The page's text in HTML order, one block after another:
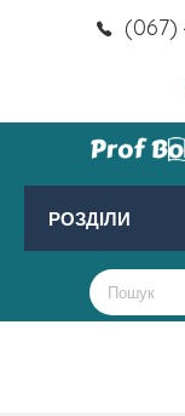
(067)
РОЗДІЛИ